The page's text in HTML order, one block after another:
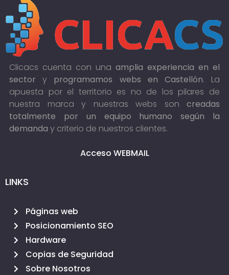
Clicacs cuenta con una amplia experiencia en el
sector y programamos webs en Castellón. La
apuesta por el territorio es no de los pilares de
nuestra marca y nuestras webs son creadas
totalmente por un equipo humano según la
demanda y criterio de nuestros clientes.
Acceso WEBMAIL
LINKS
Páginas web
Posicionamiento SEO
Hardware
Copias de Seguridad
Sobre Nosotros